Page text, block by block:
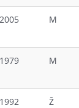
2005 M
1979 M
1992 Ž